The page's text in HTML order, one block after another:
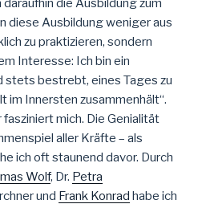
diese Ausbildung weniger aus
zu praktizieren, sondern
Interesse: Ich bin ein
stets bestrebt, eines Tages zu
im Innersten zusammenhält“.
mich. Die Genialität
aller Kräfte – als
ich oft staunend davor. Durch
Wolf, Dr. Petra
und Frank Konrad habe ich